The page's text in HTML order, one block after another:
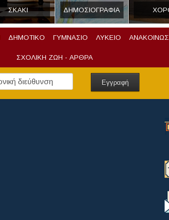
ΣΚΑΚΙ ΔΗΜΟΣΙΟΓΡΑΦΙΑ
ΔΗΜΟΤΙΚΟ ΓΥΜΝΑΣΙΟ ΛΥΚΕΙΟ
ΣΧΟΛΙΚΗ ΖΩΗ - ΑΡΘΡΑ